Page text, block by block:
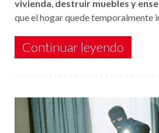
vivienda, destruir muebles y
que el hogar quede temporalmente
Continuar leyendo